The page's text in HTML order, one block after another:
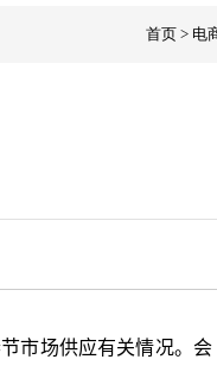
首页 > 电
市场供应有关情况。会